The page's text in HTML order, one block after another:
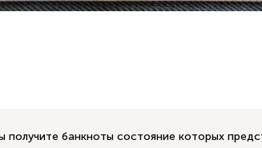
получите банкноты состояние которых